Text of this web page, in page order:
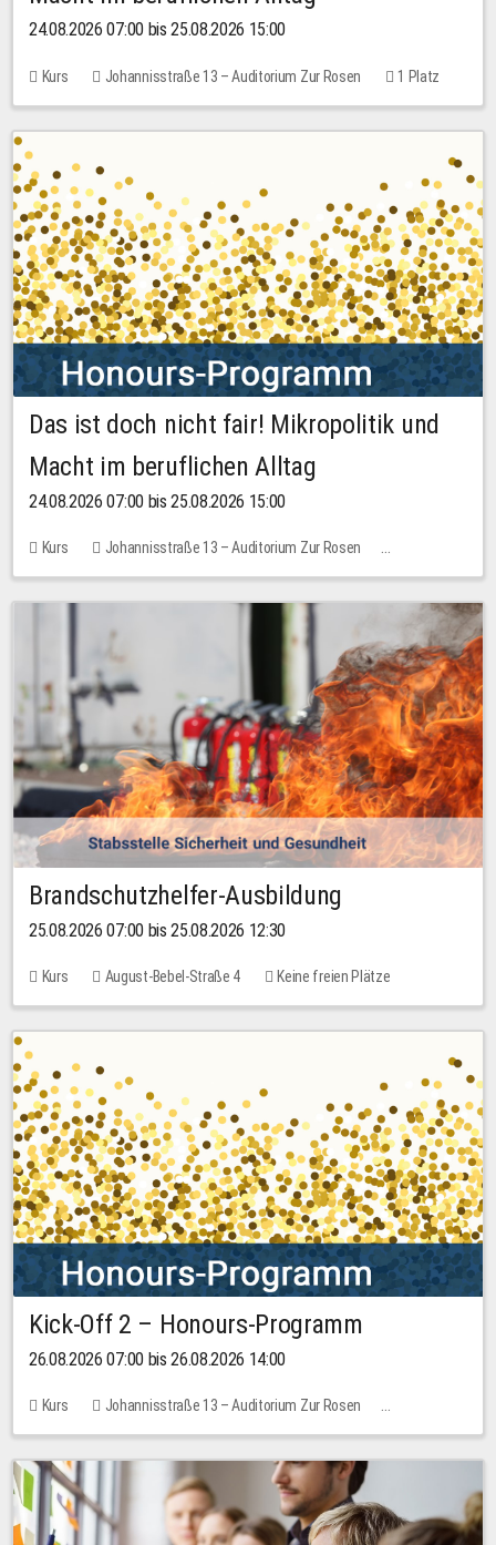
24.08.2026 07:00 bis 25.08.2026 15:00
Kurs Johannisstraße 13 – Auditorium Zur Rosen
1 Platz
30,00 EUR
Das ist doch nicht fair! Mikropolitik und
Macht im beruflichen Alltag
24.08.2026 07:00 bis 25.08.2026 15:00
Kurs
Johannisstraße 13 – Auditorium Zur Rosen
Keine freien Plätze
Brandschutzhelfer-Ausbildung
25.08.2026 07:00 bis 25.08.2026 12:30
Kurs August-Bebel-Straße 4 Keine freien Plätze
Kick-Off 2 – Honours-Programm
26.08.2026 07:00 bis 26.08.2026 14:00
Kurs
Johannisstraße 13 – Auditorium Zur Rosen
Keine freien Plätze